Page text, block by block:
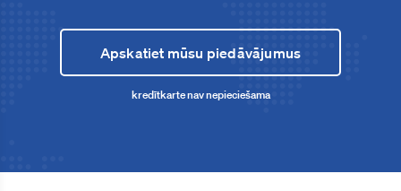
Apskatiet mūsu piedāvājumus
kredītkarte nav nepieciešama